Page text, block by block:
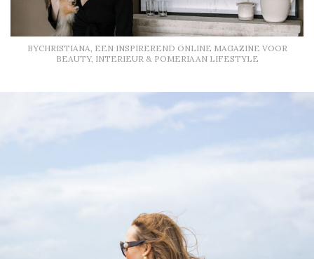
BYCHRISTIANA, EEN INSPIREREND ONLINE MAGAZINE VOOR
BEAUTY, INTERIEUR & POMERIAAN LIFESTYLE